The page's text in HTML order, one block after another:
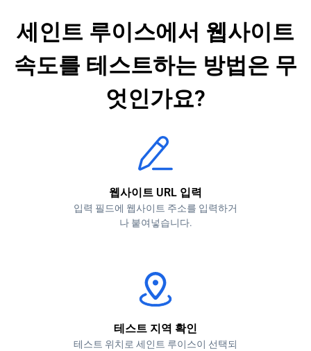
세인트 루이스에서 웹사이트
속도를 테스트하는 방법은 무
엇인가요?
웹사이트 URL 입력
입력 필드에 웹사이트 주소를 입력하거
나 붙여넣습니다.
테스트 지역 확인
테스트 위치로 세인트 루이스이 선택되